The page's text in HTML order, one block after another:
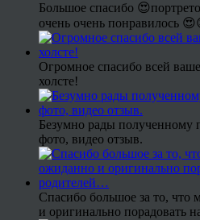
Большое спасибо
очень очень понравилось
Огромное спасибо всей
холсте!
Безумно рады полученному
фото, видео отзыв.
Спасибо большое за то, что
и оригинально порадовать